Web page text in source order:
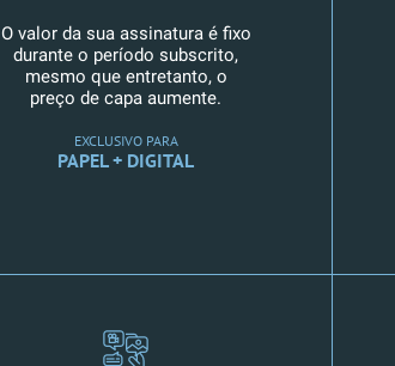
O valor da sua assinatura é fixo
durante o período subscrito,
mesmo que entretanto, o
preço de capa aumente.
EXCLUSIVO PARA
PAPEL + DIGITAL